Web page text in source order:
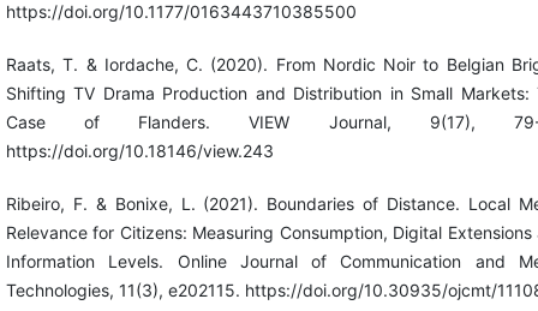
https://doi.org/10.1177/0163443710385500
Raats, T. & Iordache, C. (2020). From Nordic Noir to Belgian
Shifting TV Drama Production and Distribution in Small Markets:
Case of Flanders. VIEW Journal, 9(17), 79-
https://doi.org/10.18146/view.243
Ribeiro, F. & Bonixe, L. (2021). Boundaries of Distance. Local
Relevance for Citizens: Measuring Consumption, Digital Extensions
Information Levels. Online Journal of Communication and
Technologies, 11(3), e202115. https://doi.org/10.30935/ojcmt/